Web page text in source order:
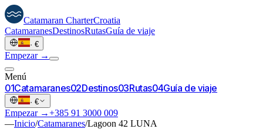
Catamaran CharterCroatia
CatamaranesDestinosRutasGuía de viaje
· €
Empezar →
Menú
01Catamaranes02Destinos03Rutas04Guía de viaje
· €
Empezar →+385 91 3000 009
—Inicio/Catamaranes/Lagoon 42 LUNA